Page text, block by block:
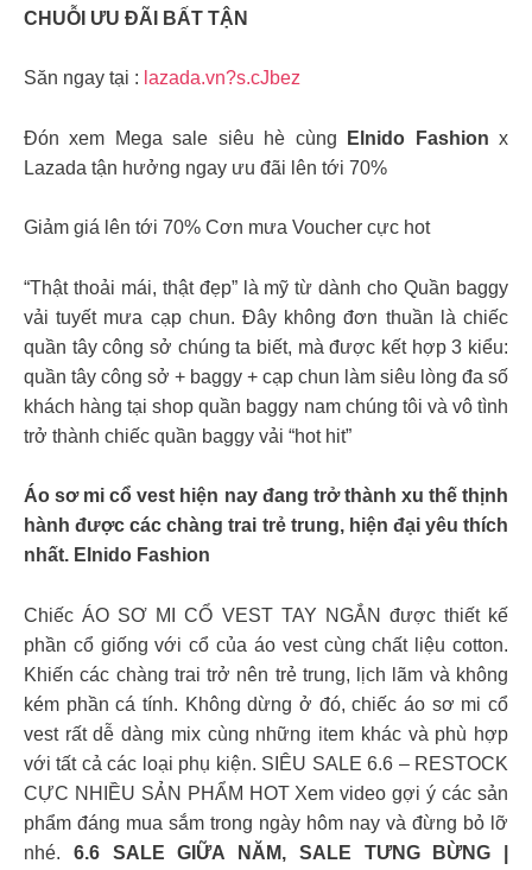
CHUỖI ƯU ĐÃI BẤT TẬN
Săn ngay tại : lazada.vn?s.cJbez
Đón xem Mega sale siêu hè cùng Elnido Fashionx
Lazada tận hưởng ngay ưu đãi lên tới 70%
Giảm giá lên tới 70% Cơn mưa Voucher cực hot
“Thật thoải mái, thật đẹp” là mỹ từ dành cho Quần baggy
vải tuyết mưa cạp chun. Đây không đơn thuần là chiếc
quần tây công sở chúng ta biết, mà được kết hợp 3 kiểu:
quần tây công sở + baggy + cạp chun làm siêu lòng đa số
khách hàng tại shop quần baggy nam chúng tôi và vô tình
trở thành chiếc quần baggy vải “hot hit”
Áo sơ mi cổ vest hiện nay đang trở thành xu thế thịnh
hành được các chàng trai trẻ trung, hiện đại yêu thích
nhất. Elnido Fashion
Chiếc ÁO SƠ MI CỔ VEST TAY NGẮN được thiết kế
phần cổ giống với cổ của áo vest cùng chất liệu cotton.
Khiến các chàng trai trở nên trẻ trung, lịch lãm và không
kém phần cá tính. Không dừng ở đó, chiếc áo sơ mi cổ
vest rất dễ dàng mix cùng những item khác và phù hợp
với tất cả các loại phụ kiện. SIÊU SALE 6.6 – RESTOCK
CỰC NHIỀU SẢN PHẨM HOT Xem video gợi ý các sản
phẩm đáng mua sắm trong ngày hôm nay và đừng bỏ lỡ
nhé. 6.6 SALE GIỮA NĂM, SALE TƯNG BỪNG |